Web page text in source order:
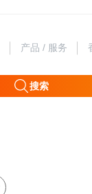
产品 / 服务
搜索